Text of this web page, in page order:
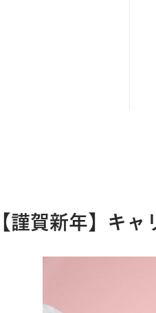
【謹賀新年】キ